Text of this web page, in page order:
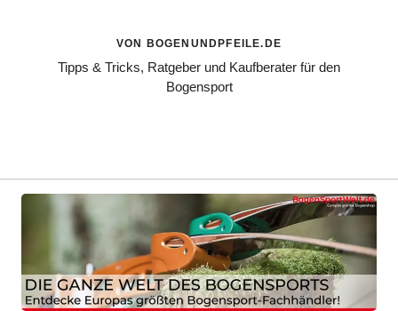
VON BOGENUNDPFEILE.DE
Tipps & Tricks, Ratgeber und Kaufberater für den
Bogensport